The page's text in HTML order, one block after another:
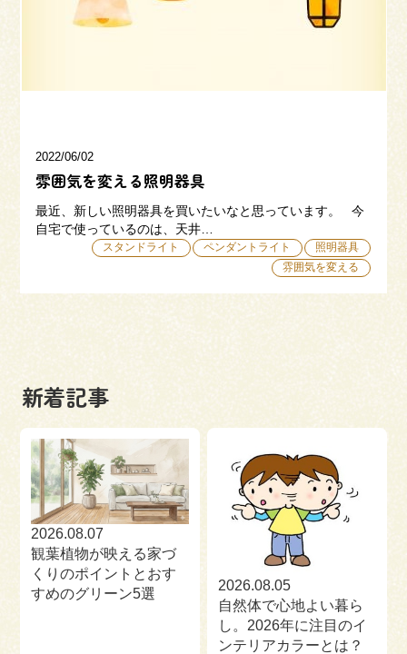
2022/06/02
雰囲気を変える照明器具
最近、新しい照明器具を買いたいなと思っています。 今
自宅で使っているのは、天井…
スタンドライト ペンダントライト
照明器具
雰囲気を変える
新着記事
2026.08.07
観葉植物が映える家づ
くりのポイントとおす
すめのグリーン5選
2026.08.05
自然体で心地よい暮ら
し。2026年に注目のイ
ンテリアカラーとは？